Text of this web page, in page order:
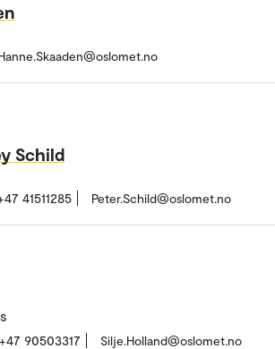
Schild
41511285 Peter.Schild@oslomet.no
+47 90503317 Silje.Holland@oslomet.no